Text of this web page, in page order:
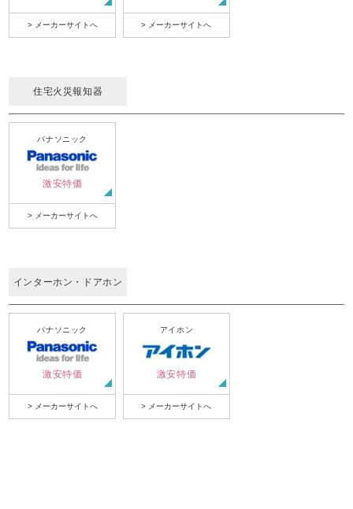
> メーカーサイトへ > メーカーサイトへ
住宅火災報知器
パナソニック
激安特価
> メーカーサイトへ
インターホン・ドアホン
パナソニック
激安特価
> メーカーサイトへ
アイホン
激安特価
> メーカーサイトへ